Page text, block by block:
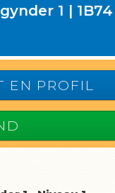
1 | 1B74
EN PROFIL